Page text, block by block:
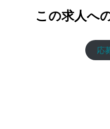
この求人へ
応